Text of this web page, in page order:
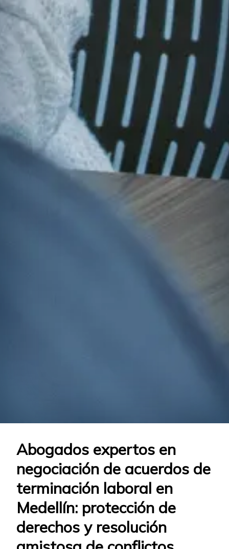
Abogados expertos en
negociación de acuerdos de
terminación laboral en
Medellín: protección de
derechos y resolución